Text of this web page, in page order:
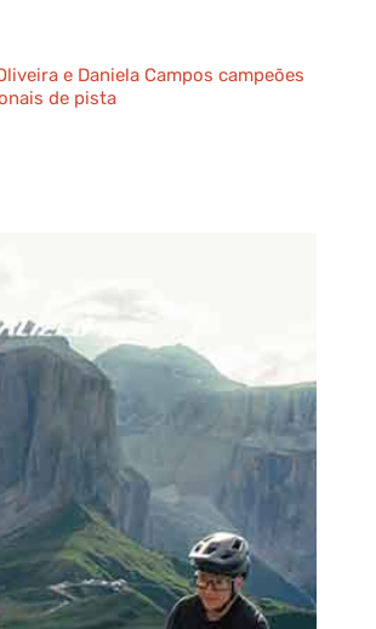
e Daniela Campos campeões
de pista